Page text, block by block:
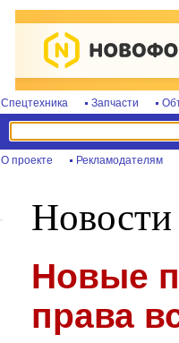
Спецтехника Запчасти
О проекте Рекламодателям
Новости
Новые
права